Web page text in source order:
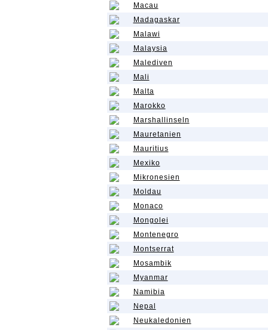
Macau
Madagaskar
Malawi
Malaysia
Malediven
Mali
Malta
Marokko
Marshallinseln
Mauretanien
Mauritius
Mexiko
Mikronesien
Moldau
Monaco
Mongolei
Montenegro
Montserrat
Mosambik
Myanmar
Namibia
Nepal
Neukaledonien